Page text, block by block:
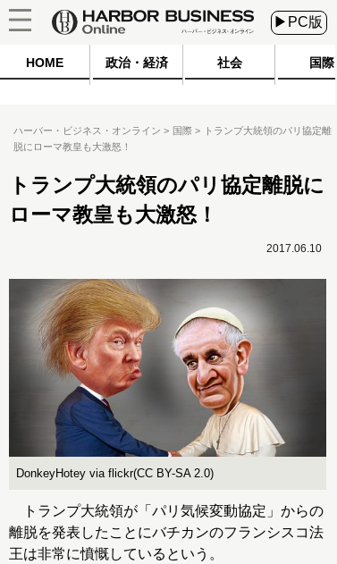
▶PC版
HOME 政治・経済 社会 国際
ハーバー・ビジネス・オンライン 国際
トランプ大統領のパリ協定離
脱にローマ教皇も大激怒！
トランプ大統領のパリ協定離脱に
ローマ教皇も大激怒！
2017.06.10
DonkeyHotey via flickr(CC BY-SA 2.0)
トランプ大統領が「パリ気候変動協定」からの
離脱を発表したことにバチカンのフランシスコ法
王は非常に憤慨しているという。